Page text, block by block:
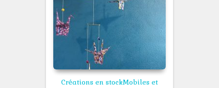
Créations en stockMobiles et